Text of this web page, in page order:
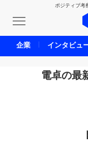
ポジティブ考
電卓の最
企業 インタビュ